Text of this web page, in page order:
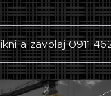
a zavolaj 0911